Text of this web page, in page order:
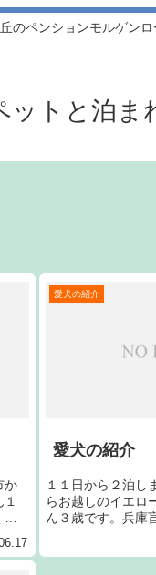
のペンションモルゲン
ットと泊ま
か
愛犬の紹介
愛犬の紹介
１１日から２泊し
らお越しのイエロ
ん３歳です。兵庫